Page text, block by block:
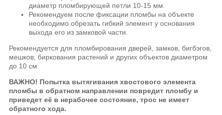
диаметр пломбирующей петли 10-15 мм.
Рекомендуем после фиксации пломбы на объекте
необходимо обрезать гибкий элемент у основания
выхода его из замковой части.
Рекомендуется для пломбирования дверей, замков, бигбэгов,
мешков; биркования растений и других объектов диаметром
до 10 см.
ВАЖНО! Попытка вытягивания хвостового элемента
пломбы в обратном направлении повредит пломбу и
приведет её в нерабочее состояние, трос не имеет
обратного хода.